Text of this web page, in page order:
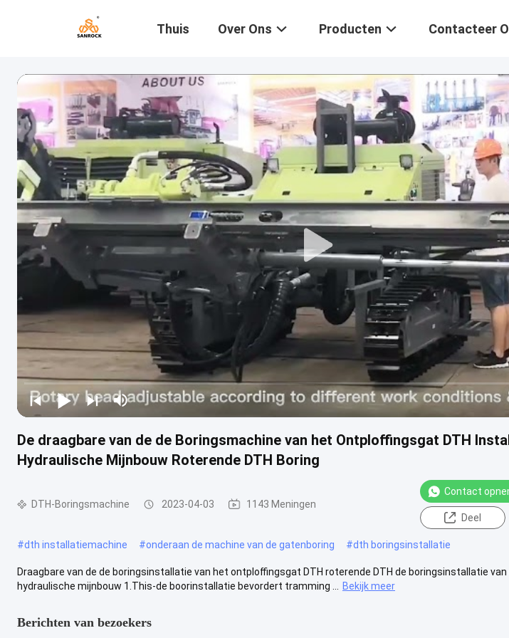
Thuis Over Ons Producten Contacteer
De draagbare van de de Boringsmachine van het Ontploffingsgat DTH
Hydraulische Mijnbouw Roterende DTH Boring
DTH-Boringsmachine 2023-04-03 1143 Meningen
Contact
Deel
#dth installatiemachine #onderaan de machine van de gatenboring #dth boringsinstallatie
Draagbare van de de boringsinstallatie van het ontploffingsgat DTH roterende DTH de boringsinstallatie
hydraulische mijnbouw 1.This-de boorinstallatie bevordert tramming ...
Bekijk meer
Berichten van bezoekers